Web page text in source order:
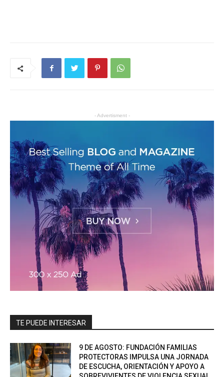
- Advertisment -
TE PUEDE INTERESAR
9 DE AGOSTO: FUNDACIÓN FAMILIAS
PROTECTORAS IMPULSA UNA JORNADA
DE ESCUCHA, ORIENTACIÓN Y APOYO A